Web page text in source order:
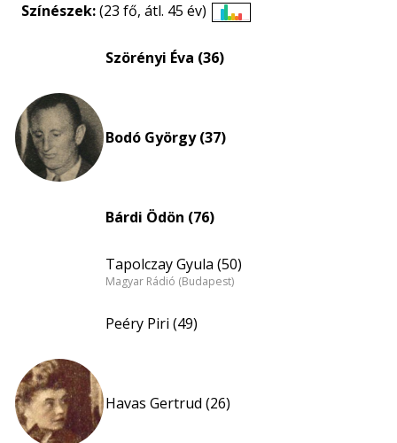
Színészek:(23 fő, átl. 45 év)
Szörényi Éva (36)
Bodó György (37)
Bárdi Ödön (76)
Tapolczay Gyula (50)
Magyar Rádió (Budapest)
Peéry Piri (49)
Havas Gertrud (26)